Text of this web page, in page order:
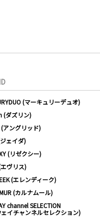
(マーキュリーデュオ)
(ダズリン)
アングリッド)
ェイダ)
(リゼクシー)
ヴリス)
(エレンディーク)
(カルナムール)
channel SELECTION
イチャンネルセレクション)